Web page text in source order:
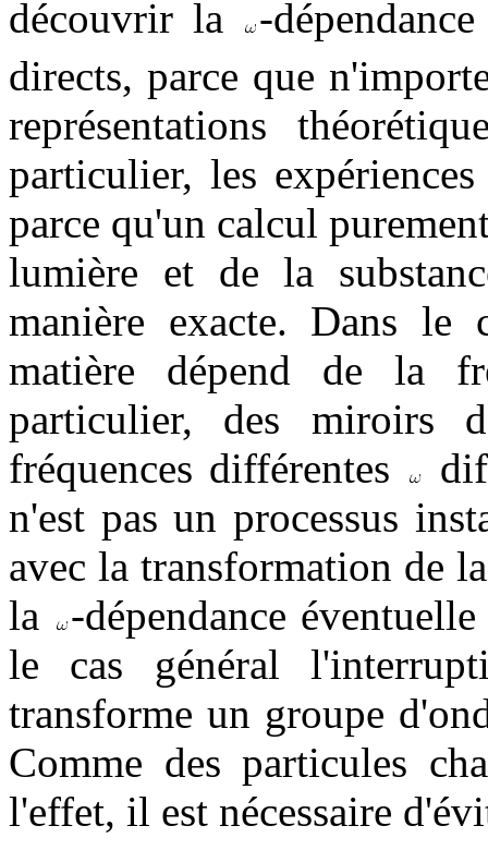
découvrir la
-
directs, parce que
représentations
particulier, les
parce qu'un calcul
lumière et de la
manière exacte. Dans le
matière dépend de la
particulier, des miroirs
fréquences différentes
n'est pas un processus
avec la transformation de
la
-dépendance
le cas général
transforme un groupe
Comme des particules
l'effet, il est nécessaire